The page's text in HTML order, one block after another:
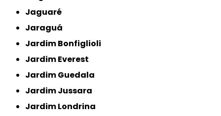
Jaguaré
Jaraguá
Jardim Bonfiglioli
Jardim Everest
Jardim Guedala
Jardim Jussara
Jardim Londrina